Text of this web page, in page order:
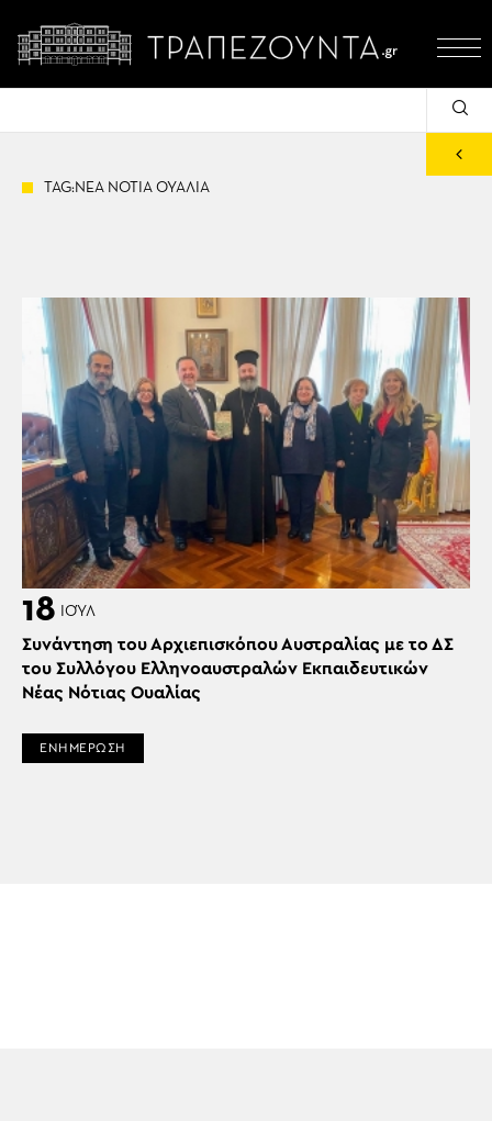
TAG:ΝΕΑ ΝΟΤΙΑ ΟΥΑΛΙΑ
18 ΙΟΎΛ
Συνάντηση του Αρχιεπισκόπου Αυστραλίας με το ΔΣ
του Συλλόγου Ελληνοαυστραλών Εκπαιδευτικών
Νέας Νότιας Ουαλίας
ΕΝΗΜΕΡΩΣΗ